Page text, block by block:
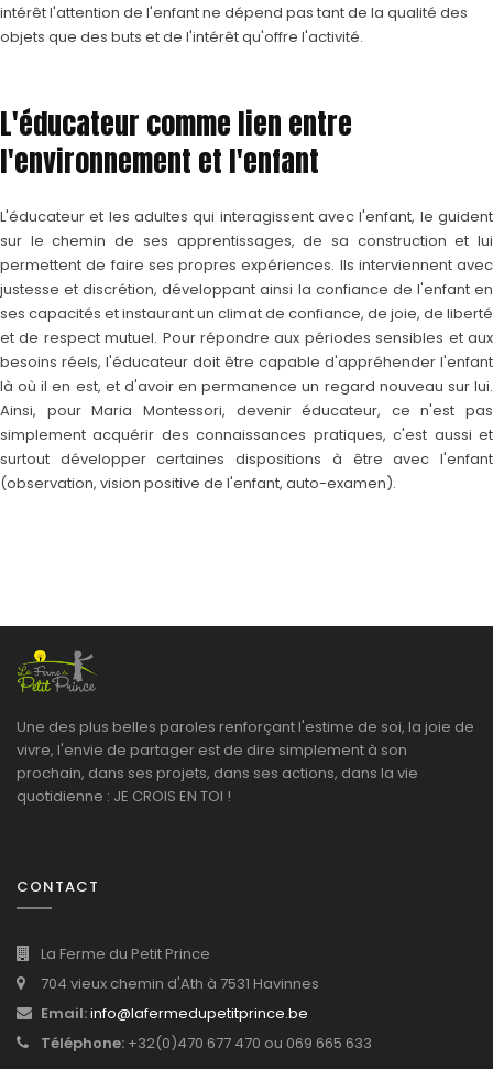
intérêt l'attention de l'enfant ne dépend pas tant de la qualité des
objets que des buts et de l'intérêt qu'offre l'activité.
L'éducateur comme lien entre
l'environnement et l'enfant
L'éducateur et les adultes qui interagissent avec l'enfant, le guident
sur le chemin de ses apprentissages, de sa construction et lui
permettent de faire ses propres expériences. Ils interviennent avec
justesse et discrétion, développant ainsi la confiance de l'enfant en
ses capacités et instaurant un climat de confiance, de joie, de liberté
et de respect mutuel. Pour répondre aux périodes sensibles et aux
besoins réels, l'éducateur doit être capable d'appréhender l'enfant
là où il en est, et d'avoir en permanence un regard nouveau sur lui.
Ainsi, pour Maria Montessori, devenir éducateur, ce n'est pas
simplement acquérir des connaissances pratiques, c'est aussi et
surtout développer certaines dispositions à être avec l'enfant
(observation, vision positive de l'enfant, auto-examen).
Une des plus belles paroles renforçant l'estime de soi, la joie de
vivre, l'envie de partager est de dire simplement à son
prochain, dans ses projets, dans ses actions, dans la vie
quotidienne : JE CROIS EN TOI !
CONTACT
La Ferme du Petit Prince
704 vieux chemin d'Ath à 7531 Havinnes
Email:info@lafermedupetitprince.be
Téléphone: +32(0)470 677 470 ou 069 665 633